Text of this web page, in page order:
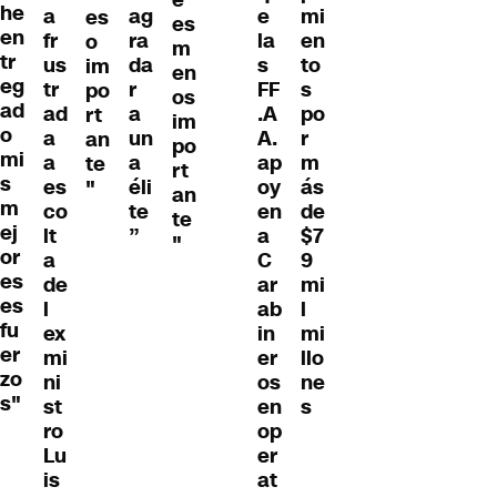
he
en
tr
eg
ad
o
mi
s
m
ej
or
es
es
fu
er
zo
s"
a
fr
us
tr
ad
a
a
es
co
lt
a
de
l
ex
mi
ni
st
ro
Lu
is
es
o
im
po
rt
an
te
"
ag
ra
da
r
a
un
a
éli
te
”
es
m
en
os
im
po
rt
an
te
"
e
la
s
FF
.A
A.
ap
oy
en
a
C
ar
ab
in
er
os
en
op
er
at
mi
en
to
s
po
r
m
ás
de
$7
9
mi
l
mi
llo
ne
s